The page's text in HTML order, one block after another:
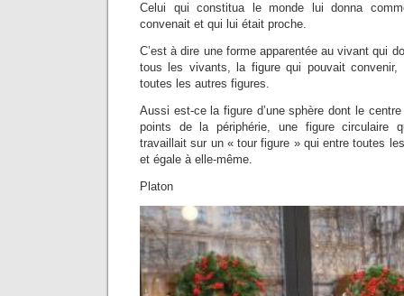
Celui qui constitua le monde lui donna
convenait et qui lui était proche.
C’est à dire une forme apparentée au vivant qui
tous les vivants, la figure qui pouvait convenir,
toutes les autres figures.
Aussi est-ce la figure d’une sphère dont le
points de la périphérie, une figure circulaire
travaillait sur un « tour figure » qui entre toutes
et égale à elle-même.
Platon